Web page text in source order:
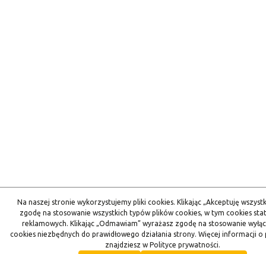
Na naszej stronie wykorzystujemy pliki cookies. Klikając „Akceptuję
zgodę na stosowanie wszystkich typów plików cookies, w tym cookies
reklamowych. Klikając „Odmawiam” wyrażasz zgodę na stosowanie
cookies niezbędnych do prawidłowego działania strony. Więcej informacji o
znajdziesz w Polityce prywatności.